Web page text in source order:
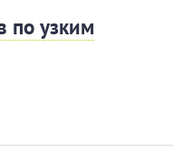
по узким